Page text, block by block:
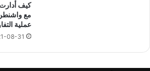
كيف أدارت
مع
عملية
08-31